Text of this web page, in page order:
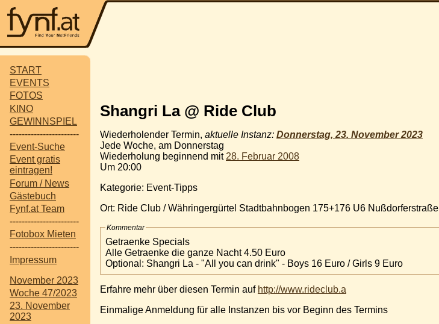
START
EVENTS
FOTOS
KINO
GEWINNSPIEL
-----------------------
Event-Suche
Event gratis
eintragen!
Forum / News
Gästebuch
Fynf.at Team
-----------------------
Fotobox Mieten
-----------------------
Impressum
November 2023
Woche 47/2023
23. November
2023
Shangri La @ Ride Club
Wiederholender Termin, aktuelle Instanz: Donnerstag, 23. November 2023
Jede Woche, am Donnerstag
Wiederholung beginnend mit 28. Februar 2008
Um 20:00
Kategorie: Event-Tipps
Ort: Ride Club / Währingergürtel Stadtbahnbogen 175+176 U6 Nußdorferstraße
Kommentar
Getraenke Specials
Alle Getraenke die ganze Nacht 4.50 Euro
Optional: Shangri La - "All you can drink" - Boys 16 Euro / Girls 9 Euro
Erfahre mehr über diesen Termin auf http://www.rideclub.a
Einmalige Anmeldung für alle Instanzen bis vor Beginn des Termins